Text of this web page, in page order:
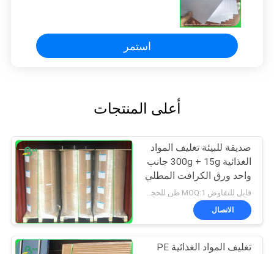
استمر
أعلى المنتجات
صديقة للبيئة تغليف المواد
الغذائية 300g + 15g جانب
واحد ورق الكرافت المطلي
بي
قابل للتفاوض MOQ:1 طن للحجم العادي و 10 طن للحجم الخاص
الاتصال
تغليف المواد الغذائية PE